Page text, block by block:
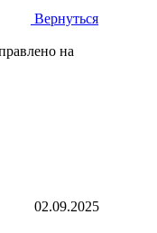
Вернуться
на
02.09.2025